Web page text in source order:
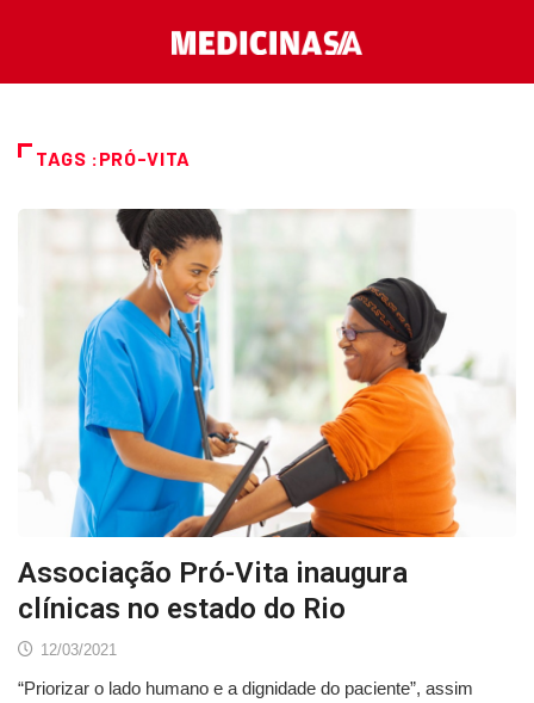
TAGS :PRÓ-VITA
Associação Pró-Vita inaugura
clínicas no estado do Rio
12/03/2021
“Priorizar o lado humano e a dignidade do paciente”, assim